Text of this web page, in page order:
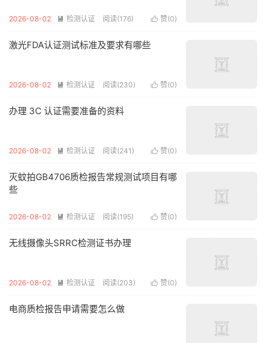
 赞(0)
2026-08-02  检测认证 阅读(176)
激光FDA认证测试标准及要求有哪些
 赞(0)
2026-08-02  检测认证 阅读(230)
办理 3C 认证需要准备的资料
 赞(0)
2026-08-02  检测认证 阅读(241)
灭蚊拍GB4706质检报告常规测试项目有哪
些
 赞(0)
2026-08-02  检测认证 阅读(195)
无线摄像头SRRC检测证书办理
 赞(0)
2026-08-02  检测认证 阅读(203)
电商质检报告申请需要怎么做